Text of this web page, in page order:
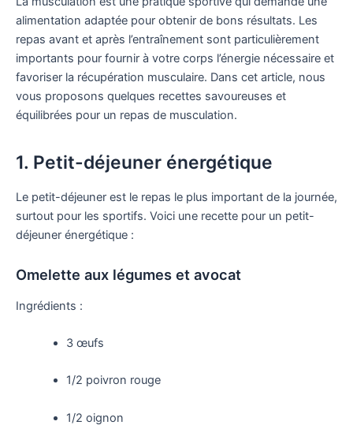
alimentation adaptée pour obtenir de bons résultats. Les
repas avant et après l’entraînement sont particulièrement
importants pour fournir à votre corps l’énergie nécessaire et
favoriser la récupération musculaire. Dans cet article, nous
vous proposons quelques recettes savoureuses et
équilibrées pour un repas de musculation.
1. Petit-déjeuner énergétique
Le petit-déjeuner est le repas le plus important de la journée,
surtout pour les sportifs. Voici une recette pour un petit-
déjeuner énergétique :
Omelette aux légumes et avocat
Ingrédients :
3 œufs
1/2 poivron rouge
1/2 oignon